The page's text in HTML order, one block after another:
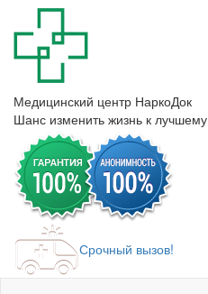
Медицинский центр НаркоДок
Шанс изменить жизнь к лучшему
Срочный вызов!